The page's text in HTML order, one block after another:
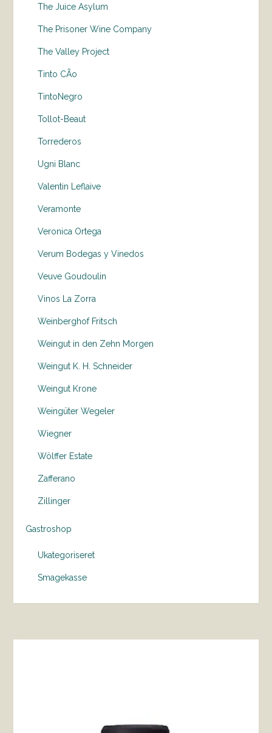
The Juice Asylum
The Prisoner Wine Company
The Valley Project
Tinto CÃo
TintoNegro
Tollot-Beaut
Torrederos
Ugni Blanc
Valentin Leflaive
Veramonte
Veronica Ortega
Verum Bodegas y Vinedos
Veuve Goudoulin
Vinos La Zorra
Weinberghof Fritsch
Weingut in den Zehn Morgen
Weingut K. H. Schneider
Weingut Krone
Weingüter Wegeler
Wiegner
Wölffer Estate
Zafferano
Zillinger
Gastroshop
Ukategoriseret
Smagekasse